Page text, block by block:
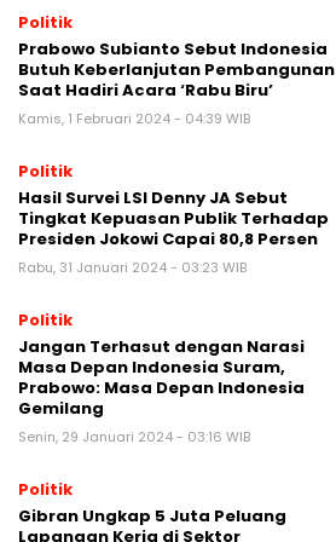
Politik
Prabowo Subianto Sebut Indonesia
Butuh Keberlanjutan Pembangunan
Saat Hadiri Acara ‘Rabu Biru’
Kamis, 1 Februari 2024 - 04:39 WIB
Politik
Hasil Survei LSI Denny JA Sebut
Tingkat Kepuasan Publik Terhadap
Presiden Jokowi Capai 80,8 Persen
Rabu, 31 Januari 2024 - 03:23 WIB
Politik
Jangan Terhasut dengan Narasi
Masa Depan Indonesia Suram,
Prabowo: Masa Depan Indonesia
Gemilang
Senin, 29 Januari 2024 - 03:16 WIB
Politik
Gibran Ungkap 5 Juta Peluang
Lapangan Kerja di Sektor